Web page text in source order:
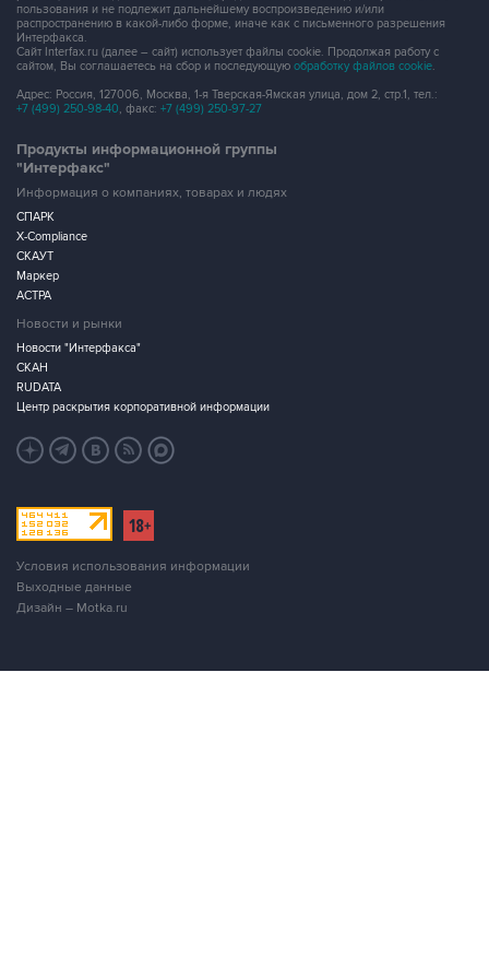
пользования и не подлежит дальнейшему воспроизведению и/или
распространению в какой-либо форме, иначе как с письменного разрешения
Интерфакса.
Сайт Interfax.ru (далее – сайт) использует файлы cookie. Продолжая работу с
сайтом, Вы соглашаетесь на сбор и последующую обработку файлов cookie.
Адрес: Россия, 127006, Москва, 1-я Тверская-Ямская улица, дом 2, стр.1, тел.:
+7 (499) 250-98-40, факс: +7 (499) 250-97-27
Продукты информационной группы
"Интерфакс"
Информация о компаниях, товарах и людях
СПАРК
X-Compliance
СКАУТ
Маркер
АСТРА
Новости и рынки
Новости "Интерфакса"
СКАН
RUDATA
Центр раскрытия корпоративной информации
Условия использования информации
Выходные данные
Дизайн – Motka.ru